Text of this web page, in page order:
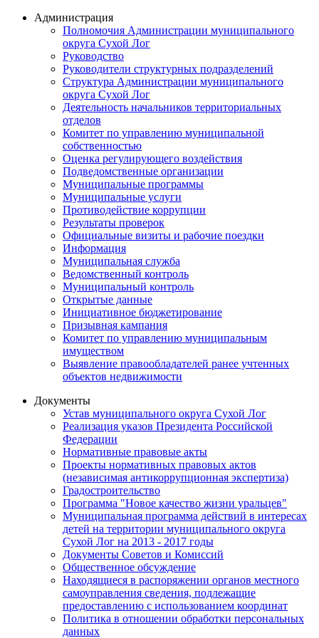
Администрация
Полномочия Администрации муниципального
округа Сухой Лог
Руководство
Руководители структурных подразделений
Структура Администрации муниципального
округа Сухой Лог
Деятельность начальников территориальных
отделов
Комитет по управлению муниципальной
собственностью
Оценка регулирующего воздействия
Подведомственные организации
Муниципальные программы
Муниципальные услуги
Противодействие коррупции
Результаты проверок
Официальные визиты и рабочие поездки
Информация
Муниципальная служба
Ведомственный контроль
Муниципальный контроль
Открытые данные
Инициативное бюджетирование
Призывная кампания
Комитет по управлению муниципальным
имуществом
Выявление правообладателей ранее учтенных
объектов недвижимости
Документы
Устав муниципального округа Сухой Лог
Реализация указов Президента Российской
Федерации
Нормативные правовые акты
Проекты нормативных правовых актов
(независимая антикоррупционная экспертиза)
Градостроительство
Программа "Новое качество жизни уральцев"
Муниципальная программа действий в интересах
детей на территории муниципального округа
Сухой Лог на 2013 - 2017 годы
Документы Советов и Комиссий
Общественное обсуждение
Находящиеся в распоряжении органов местного
самоуправления сведения, подлежащие
предоставлению с использованием координат
Политика в отношении обработки персональных
данных